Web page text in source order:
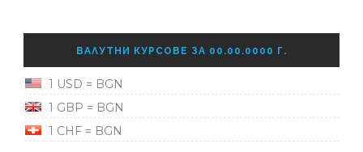
ВАЛУТНИ КУРСОВЕ ЗА 00.00.0000 Г.
1 USD = BGN
1 GBP = BGN
1 CHF = BGN